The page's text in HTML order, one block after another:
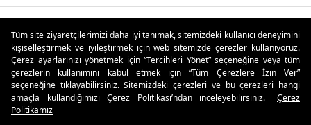
Tüm site ziyaretçilerimizi daha iyi tanımak, sitemizdeki kullanıcı deneyimini
kişiselleştirmek ve iyileştirmek için web sitemizde çerezler kullanıyoruz.
Çerez ayarlarınızı yönetmek için “Tercihleri Yönet” seçeneğine veya tüm
çerezlerin kullanımını kabul etmek için “Tüm Çerezlere İzin Ver”
seçeneğine tıklayabilirsiniz. Sitemizdeki çerezleri ve bu çerezleri hangi
amaçla kullandığımızı Çerez Politikası’ndan inceleyebilirsiniz.
Çerez
Politikamız
Özdilekteyim'de Taksit Avantajları
Güvenli Alışveriş